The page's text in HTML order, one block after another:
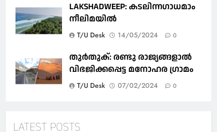
LAKSHADWEEP: കടലിന്നഗാധമാം
നീലിമയിൽ
T/U Desk 14/05/2024 0
തുര്‍തുക്‌: രണ്ടു രാജ്യങ്ങളാല്‍
വിഭജിക്കപ്പെട്ട മനോഹര ഗ്രാമം
T/U Desk 07/02/2024 0
LATEST POSTS